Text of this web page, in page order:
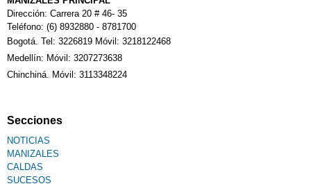
Sudoku
Dirección: Carrera 20 # 46- 35
Teléfono: (6) 8932880 - 8781700
Bogotá. Tel: 3226819 Móvil: 3218122468
Medellín: Móvil: 3207273638
Chinchiná. Móvil: 3113348224
Secciones
NOTICIAS
MANIZALES
CALDAS
SUCESOS